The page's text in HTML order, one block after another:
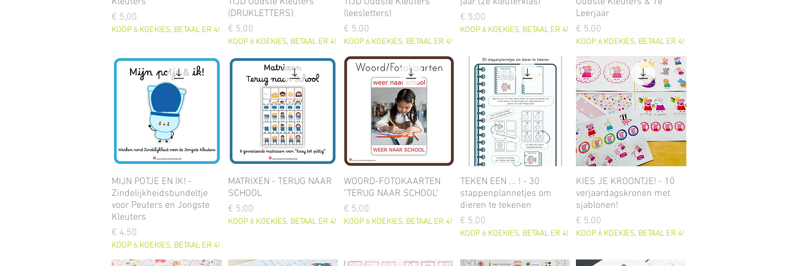
Prijs
€ 5,00
KOOP 6 KOEKIES, BETAAL ER 4!
(DRUKLETTERS)
Prijs
€ 5,00
KOOP 6 KOEKIES, BETAAL ER 4!
(leesletters)
Prijs
€ 5,00
KOOP 6 KOEKIES, BETAAL ER 4!
Prijs
€ 5,00
KOOP 6 KOEKIES, BETAAL ER 4!
Leerjaar
Prijs
€ 5,00
KOOP 6 KOEKIES, BETAAL ER 4!
MIJN POTJE EN IK! -
Zindelijkheidsbundeltje
voor Peuters en Jongste
Kleuters
Prijs
€ 4,50
KOOP 6 KOEKIES, BETAAL ER 4!
MATRIXEN - TERUG NAAR
SCHOOL
Prijs
€ 5,00
KOOP 6 KOEKIES, BETAAL ER 4!
WOORD-FOTOKAARTEN
"TERUG NAAR SCHOOL"
Prijs
€ 5,00
KOOP 6 KOEKIES, BETAAL ER 4!
TEKEN EEN ... ! - 30
stappenplannetjes om
dieren te tekenen
Prijs
€ 5,00
KOOP 6 KOEKIES, BETAAL ER 4!
KIES JE KROONTJE! - 10
verjaardagskronen met
sjablonen!
Prijs
€ 5,00
KOOP 6 KOEKIES, BETAAL ER 4!